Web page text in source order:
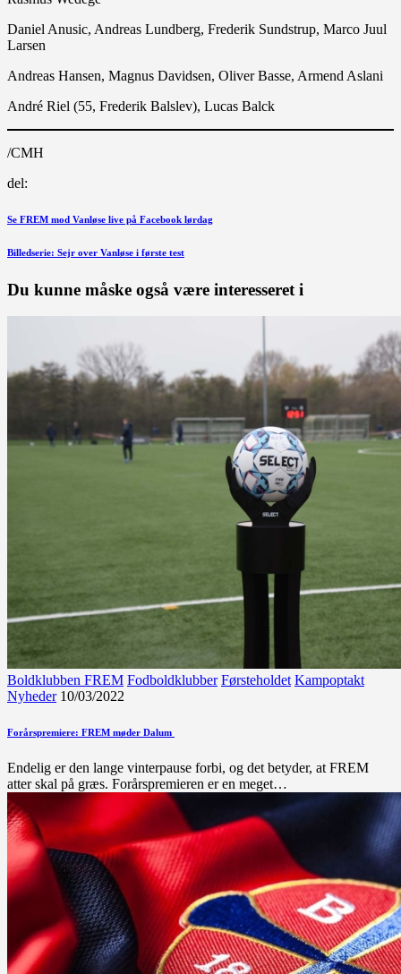
Daniel Anusic, Andreas Lundberg, Frederik Sundstrup, Marco Juul
Larsen
Andreas Hansen, Magnus Davidsen, Oliver Basse, Armend Aslani
André Riel (55, Frederik Balslev), Lucas Balck
/CMH
del:
Indlægsnavigation
Forrige
Se FREM mod Vanløse live på Facebook lørdag
Næste
Billedserie: Sejr over Vanløse i første test
Du kunne måske også være interesseret i
Boldklubben FREM Fodboldklubber Førsteholdet Kampoptakt
Nyheder 10/03/2022
Forårspremiere: FREM møder Dalum
Endelig er den lange vinterpause forbi, og det betyder, at FREM
atter skal på græs. Forårspremieren er en meget…